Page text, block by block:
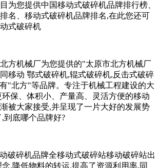
为您提供中国移动式破碎机品牌排行榜、
名、移动式破碎机品牌排名,在此您还可
式破碎机
方机械厂为您提供的"太原市北方机械厂
移动 鄂式破碎机,辊式破碎机,反击式破碎
"北方"等品牌。专注于机械工程建设的大
保、体积小、产量高、灵活方便的移动
被大家接受,并呈现了一片大好的发展势
到底哪个品牌好?
破碎机品牌全移动式破碎站移动破碎站出
,降低物料的转运,提高了资源利用率,同